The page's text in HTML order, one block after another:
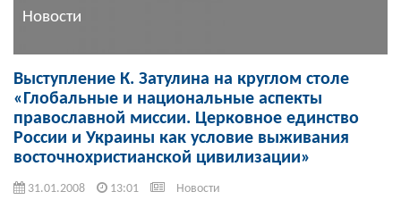
Новости
Выступление К. Затулина на круглом столе
«Глобальные и национальные аспекты
православной миссии. Церковное единство
России и Украины как условие выживания
восточнохристианской цивилизации»
31.01.2008 13:01 Новости